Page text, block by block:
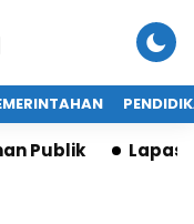
Lapas Karawang